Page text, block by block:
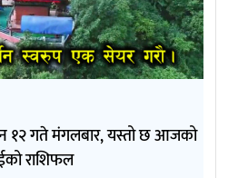
१२ गते मंगलबार, यस्तो छ आजको
राशिफल